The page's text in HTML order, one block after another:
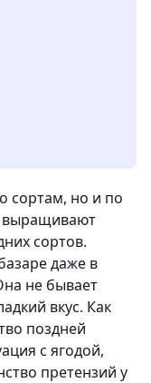
сортам, но и по
выращивают
сортов.
даже в
не бывает
вкус. Как
поздней
с ягодой,
претензий у